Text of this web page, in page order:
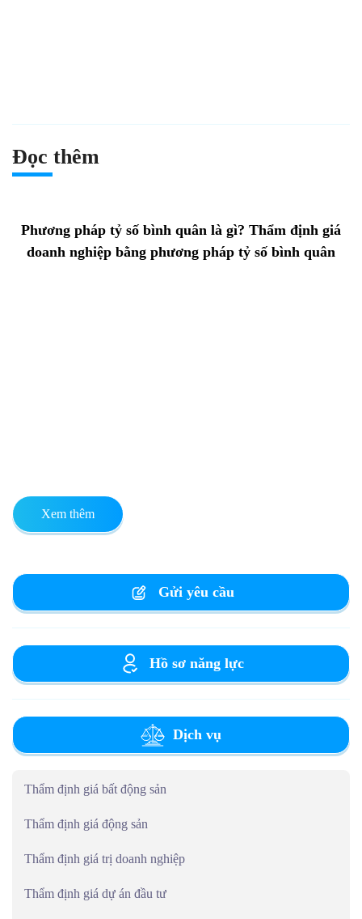
Đọc thêm
Phương pháp tỷ số bình quân là gì? Thẩm định giá
doanh nghiệp bằng phương pháp tỷ số bình quân
Xem thêm
Gửi yêu cầu
Hồ sơ năng lực
Dịch vụ
Thẩm định giá bất động sản
Thẩm định giá động sản
Thẩm định giá trị doanh nghiệp
Thẩm định giá dự án đầu tư